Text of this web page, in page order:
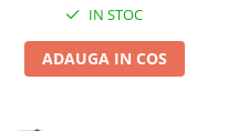
IN STOC
ADAUGA IN COS